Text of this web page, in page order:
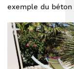
exemple du